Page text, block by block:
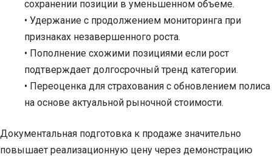
сохранении позиции в уменьшенном объеме.
• Удержание с продолжением мониторинга при
признаках незавершенного роста.
• Пополнение схожими позициями если рост
подтверждает долгосрочный тренд категории.
• Переоценка для страхования с обновлением полиса
на основе актуальной рыночной стоимости.
Документальная подготовка к продаже значительно
повышает реализационную цену через демонстрацию